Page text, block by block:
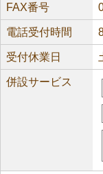
FAX番号
電話受付時間
受付休業日
併設サービス